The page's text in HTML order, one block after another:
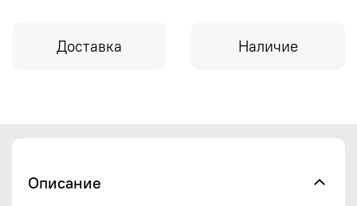
Доставка Наличие
Описание